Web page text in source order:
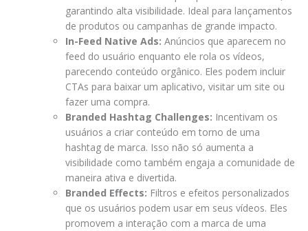
garantindo alta visibilidade. Ideal para lançamentos
de produtos ou campanhas de grande impacto.
In-Feed Native Ads: Anúncios que aparecem no
feed do usuário enquanto ele rola os vídeos,
parecendo conteúdo orgânico. Eles podem incluir
CTAs para baixar um aplicativo, visitar um site ou
fazer uma compra.
Branded Hashtag Challenges: Incentivam os
usuários a criar conteúdo em torno de uma
hashtag de marca. Isso não só aumenta a
visibilidade como também engaja a comunidade de
maneira ativa e divertida.
Branded Effects: Filtros e efeitos personalizados
que os usuários podem usar em seus vídeos. Eles
promovem a interação com a marca de uma